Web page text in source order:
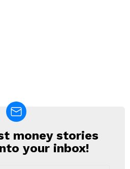
money stories
your inbox!